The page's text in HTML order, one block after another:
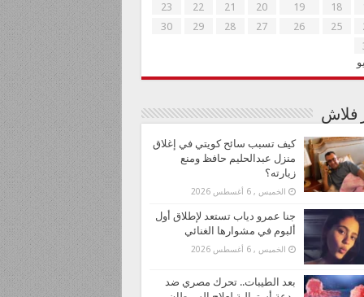
18
19
20
21
22
23
25
26
27
28
29
30
فلاش
كيف تسبب سائح كويتي في إغلاق
منزل عبدالحليم حافظ ومنع
زيارته؟
الخميس , 6 أغسطس 2026
جنا عمرو دياب تستعد لإطلاق أول
ألبوم في مشوارها الغنائي
الخميس , 6 أغسطس 2026
بعد الطيبات.. تحرك مصري ضد